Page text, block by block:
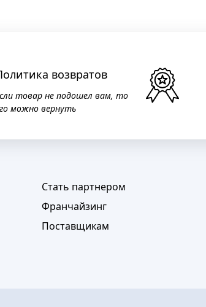
возвратов
товар не подошел вам, то
можно вернуть
Стать партнером
Франчайзинг
Поставщикам